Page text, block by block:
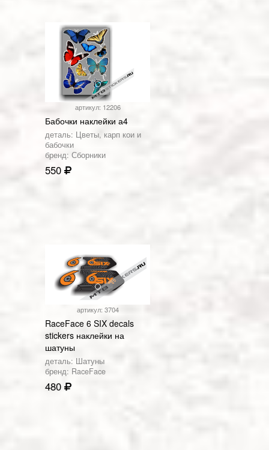
артикул: 12206
Бабочки наклейки а4
деталь: Цветы, карп кои и
бабочки
бренд: Сборники
550
артикул: 3704
RaceFace 6 SIX decals
stickers наклейки на
шатуны
деталь: Шатуны
бренд: RaceFace
480